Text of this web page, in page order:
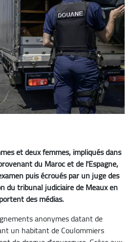
et deux femmes, impliqués dans
du Maroc et de l'Espagne,
puis écroués par un juge des
du tribunal judiciaire de Meaux en
des médias.
anonymes datant de
un habitant de Coulommiers